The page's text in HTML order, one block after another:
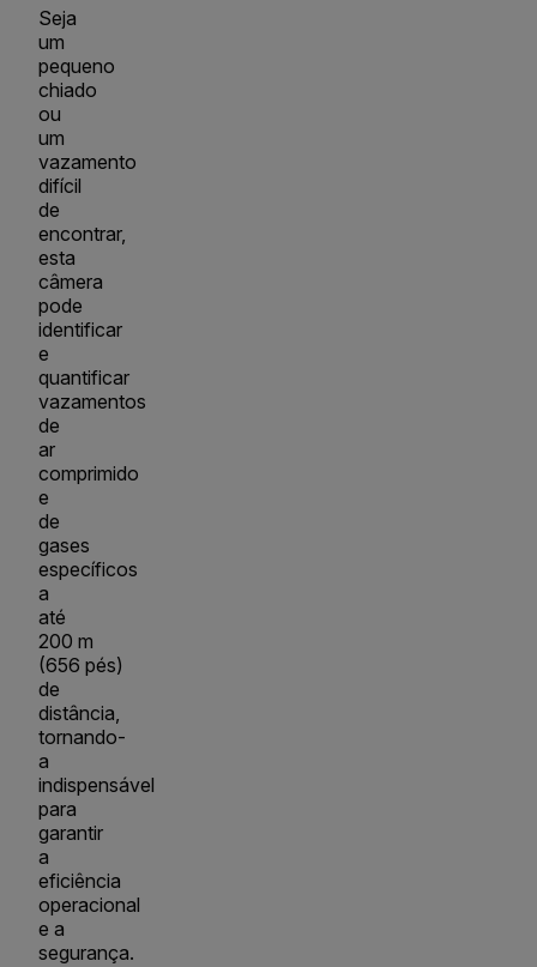
Seja
um
pequeno
chiado
ou
um
vazamento
difícil
de
encontrar,
esta
câmera
pode
identificar
e
quantificar
vazamentos
de
ar
comprimido
e
de
gases
específicos
a
até
200 m
(656 pés)
de
distância,
tornando-
a
indispensável
para
garantir
a
eficiência
operacional
e a
segurança.